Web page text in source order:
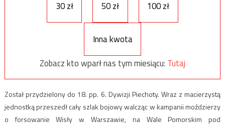
30 zł 50 zł 100 zł
Inna kwota
Zobacz kto wparł nas tym miesiącu: Tutaj
Został przydzielony do 18. pp. 6. Dywizji Piechoty. Wraz z macierzystą
jednostką przeszedł cały szlak bojowy walcząc w kampanii moździerzy
o forsowanie Wisły w Warszawie, na Wale Pomorskim pod